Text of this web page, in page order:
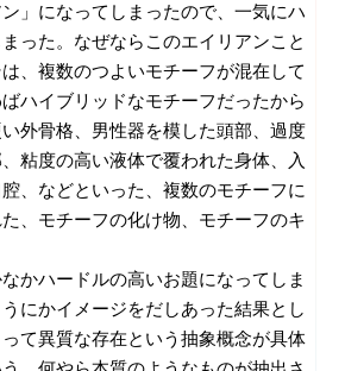
」になってしまったので、一気にハ
った。なぜならこのエイリアンこと
は、複数のつよいモチーフが混在して
ハイブリッドなモチーフだったから
外骨格、男性器を模した頭部、過度
粘度の高い液体で覆われた身体、入
、などといった、複数のモチーフに
、モチーフの化け物、モチーフのキ
かハードルの高いお題になってしま
にかイメージをだしあった結果とし
て異質な存在という抽象概念が具体